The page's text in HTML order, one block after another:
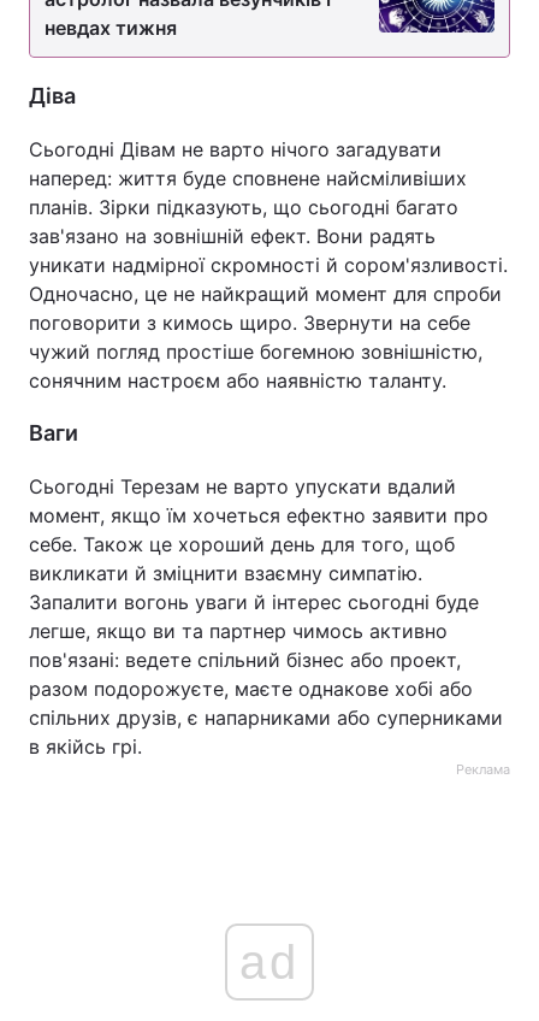
невдах тижня
Діва
Сьогодні Дівам не варто нічого загадувати
наперед: життя буде сповнене найсміливіших
планів. Зірки підказують, що сьогодні багато
зав'язано на зовнішній ефект. Вони радять
уникати надмірної скромності й сором'язливості.
Одночасно, це не найкращий момент для спроби
поговорити з кимось щиро. Звернути на себе
чужий погляд простіше богемною зовнішністю,
сонячним настроєм або наявністю таланту.
Ваги
Сьогодні Терезам не варто упускати вдалий
момент, якщо їм хочеться ефектно заявити про
себе. Також це хороший день для того, щоб
викликати й зміцнити взаємну симпатію.
Запалити вогонь уваги й інтерес сьогодні буде
легше, якщо ви та партнер чимось активно
пов'язані: ведете спільний бізнес або проект,
разом подорожуєте, маєте однакове хобі або
спільних друзів, є напарниками або суперниками
в якійсь грі.
Реклама
ad